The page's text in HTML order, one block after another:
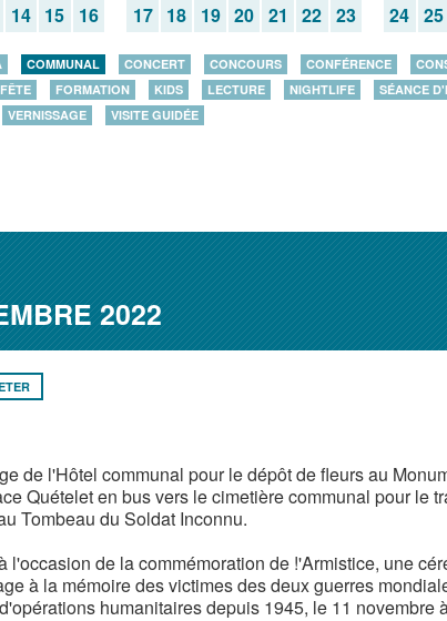
14 15 16 17 18 19 20 21 22 23 24 25
COMMUNAL CONCERT CONCOURS CONFÉRENCE
FÊTE FORMATION KIDS LECTURE NIGHTLIFE SÉANCE
VERNISSAGE VISITE GUIDÉE
2022
de l'Hôtel communal pour le dépôt de fleurs au
Quételet en bus vers le cimetière communal pour le
Tombeau du Soldat Inconnu.
l'occasion de la commémoration de !'Armistice, une
à la mémoire des victimes des deux guerres
humanitaires depuis 1945, le 11 novembre